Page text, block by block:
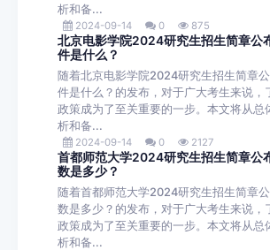
析和备...
2024-09-14 0 875
北京电影学院2024研究生招生简章公
件是什么？
随着北京电影学院2024研究生招生简章
件是什么？的发布，对于广大考生来说，
政策成为了至关重要的一步。本文将从总
析和备...
2024-09-14 0 2127
首都师范大学2024研究生招生简章公
数是多少？
随着首都师范大学2024研究生招生简章
数是多少？的发布，对于广大考生来说，
政策成为了至关重要的一步。本文将从总
析和备...